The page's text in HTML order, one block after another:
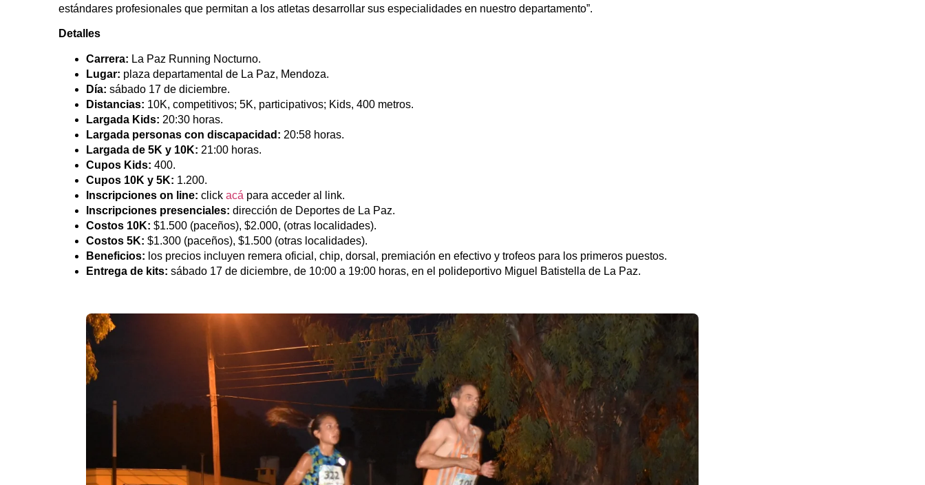
estándares profesionales que permitan a los atletas desarrollar sus especialidades en nuestro departamento”.
Detalles
Carrera: La Paz Running Nocturno.
Lugar: plaza departamental de La Paz, Mendoza.
Día: sábado 17 de diciembre.
Distancias: 10K, competitivos; 5K, participativos; Kids, 400 metros.
Largada Kids: 20:30 horas.
Largada personas con discapacidad: 20:58 horas.
Largada de 5K y 10K: 21:00 horas.
Cupos Kids: 400.
Cupos 10K y 5K: 1.200.
Inscripciones on line: click acá para acceder al link.
Inscripciones presenciales: dirección de Deportes de La Paz.
Costos 10K: $1.500 (paceños), $2.000, (otras localidades).
Costos 5K: $1.300 (paceños), $1.500 (otras localidades).
Beneficios: los precios incluyen remera oficial, chip, dorsal, premiación en efectivo y trofeos para los primeros puestos.
Entrega de kits: sábado 17 de diciembre, de 10:00 a 19:00 horas, en el polideportivo Miguel Batistella de La Paz.